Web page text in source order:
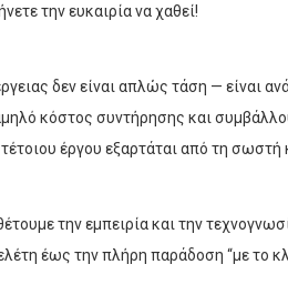
την ευκαιρία να χαθεί!
δεν είναι απλώς τάση — είναι
κόστος συντήρησης και
έργου εξαρτάται από τη
την εμπειρία και την
έως την πλήρη παράδοση “με το